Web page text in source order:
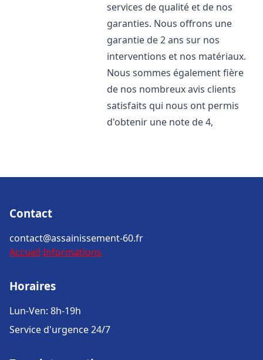
services de qualité et de nos
garanties. Nous offrons une
garantie de 2 ans sur nos
interventions et nos matériaux.
Nous sommes également fière
de nos nombreux avis clients
satisfaits qui nous ont permis
d'obtenir une note de 4,
Contact
contact@assainissement-60.fr
Accueil Informations
Horaires
Lun-Ven: 8h-19h
Service d'urgence 24/7